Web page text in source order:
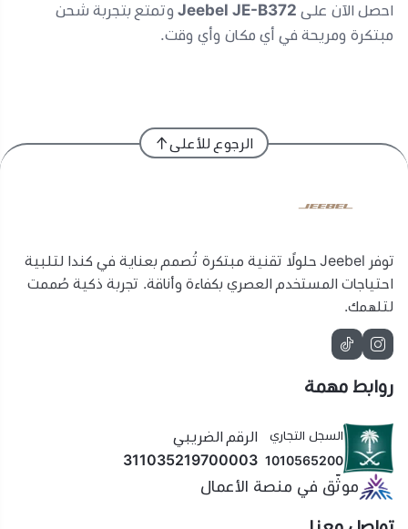
احصل الآن على Jeebel JE-B372 وتمتع بتجربة شحن
مبتكرة ومريحة في أي مكان وأي وقت.
الرجوع للأعلى
توفر Jeebel حلولًا تقنية مبتكرة تُصمم بعناية في كندا لتلبية
احتياجات المستخدم العصري بكفاءة وأناقة. تجربة ذكية صُممت
لتلهمك.
روابط مهمة
السجل التجاري
1010565200
الرقم الضريبي
311035219700003
موثّق في منصة الأعمال